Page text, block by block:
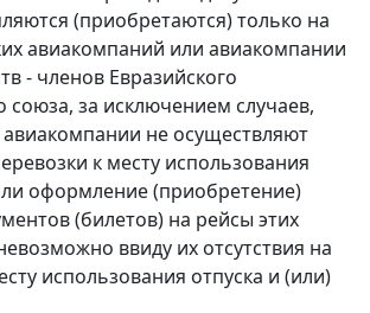
(приобретаются) только на
авиакомпаний или авиакомпании
- членов Евразийского
союза, за исключением случаев,
авиакомпании не осуществляют
к месту использования
оформление (приобретение)
(билетов) на рейсы этих
ввиду их отсутствия на
использования отпуска и (или)